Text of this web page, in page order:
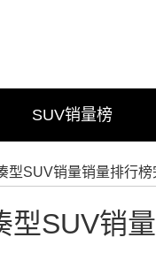
SUV销量榜
型SUV销量销量排行
型SUV销